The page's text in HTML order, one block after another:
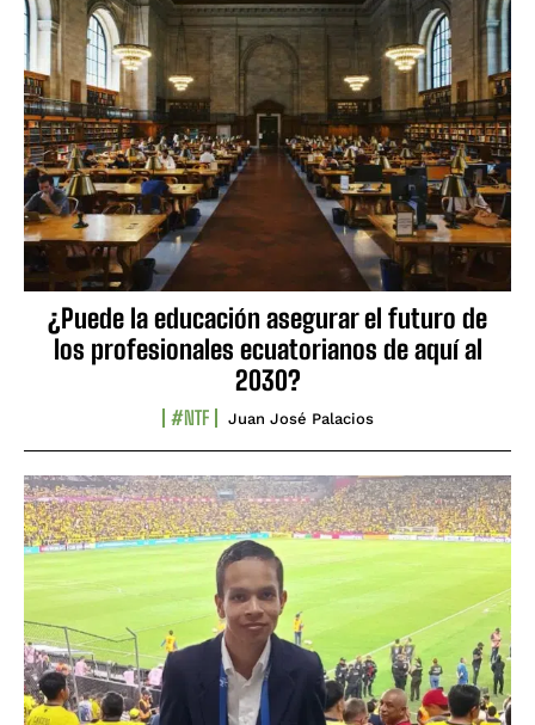
¿Puede la educación asegurar el futuro de
los profesionales ecuatorianos de aquí al
2030?
#NTF Juan José Palacios